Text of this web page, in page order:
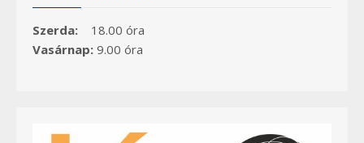
Szerda: 18.00 óra
Vasárnap: 9.00 óra